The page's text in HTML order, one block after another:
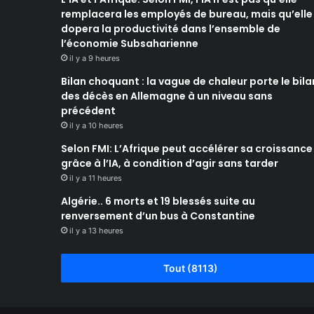
remplacera les employés de bureau, mais qu’elle
dopera la productivité dans l’ensemble de
l’économie Subsaharienne
il y a 9 heures
Bilan choquant : la vague de chaleur porte le
des décès en Allemagne à un niveau sans
précédent
il y a 10 heures
Selon FMI: L’Afrique peut accélérer sa croissance
grâce à l’IA, à condition d’agir sans tarder
il y a 11 heures
Algérie.. 6 morts et 19 blessés suite au
renversement d’un bus à Constantine
il y a 13 heures
Tout (8113)